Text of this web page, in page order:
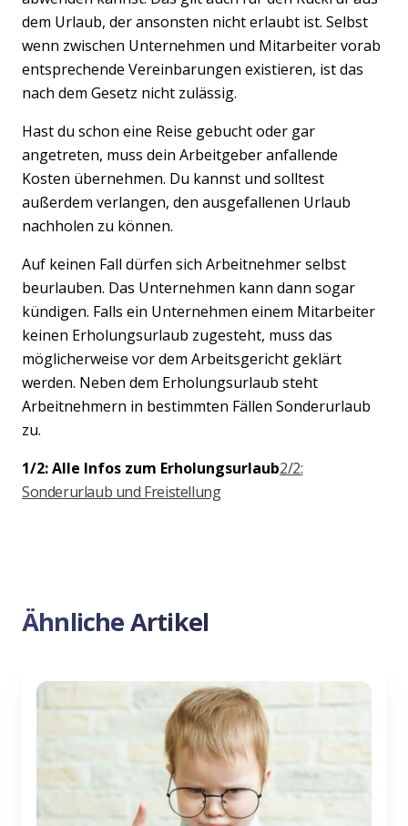
dem Urlaub, der ansonsten nicht erlaubt ist. Selbst
wenn zwischen Unternehmen und Mitarbeiter vorab
entsprechende Vereinbarungen existieren, ist das
nach dem Gesetz nicht zulässig.
Hast du schon eine Reise gebucht oder gar
angetreten, muss dein Arbeitgeber anfallende
Kosten übernehmen. Du kannst und solltest
außerdem verlangen, den ausgefallenen Urlaub
nachholen zu können.
Auf keinen Fall dürfen sich Arbeitnehmer selbst
beurlauben. Das Unternehmen kann dann sogar
kündigen. Falls ein Unternehmen einem Mitarbeiter
keinen Erholungsurlaub zugesteht, muss das
möglicherweise vor dem Arbeitsgericht geklärt
werden. Neben dem Erholungsurlaub steht
Arbeitnehmern in bestimmten Fällen Sonderurlaub
zu.
1/2: Alle Infos zum Erholungsurlaub2/2:
Sonderurlaub und Freistellung
Ähnliche Artikel